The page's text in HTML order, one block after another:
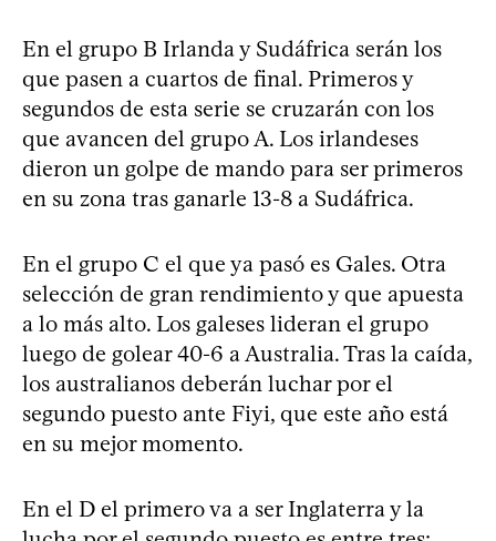
En el grupo B Irlanda y Sudáfrica serán los
que pasen a cuartos de final. Primeros y
segundos de esta serie se cruzarán con los
que avancen del grupo A. Los irlandeses
dieron un golpe de mando para ser primeros
en su zona tras ganarle 13-8 a Sudáfrica.
En el grupo C el que ya pasó es Gales. Otra
selección de gran rendimiento y que apuesta
a lo más alto. Los galeses lideran el grupo
luego de golear 40-6 a Australia. Tras la caída,
los australianos deberán luchar por el
segundo puesto ante Fiyi, que este año está
en su mejor momento.
En el D el primero va a ser Inglaterra y la